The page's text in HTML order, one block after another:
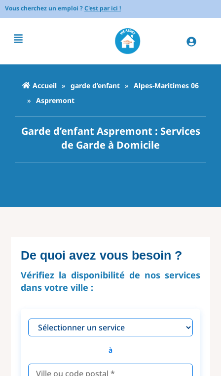
Vous cherchez un emploi ?C'est par ici !
Accueil » garde d’enfant » Alpes-Maritimes 06
» Aspremont
Garde d’enfant Aspremont : Services
de Garde à Domicile
De quoi avez vous besoin ?
Vérifiez la disponibilité de nos services
dans votre ville :
à